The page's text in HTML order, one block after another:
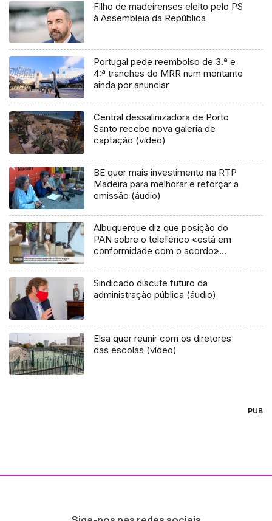
Filho de madeirenses eleito pelo PS
à Assembleia da República
Portugal pede reembolso de 3.ª e
4:ª tranches do MRR num montante
ainda por anunciar
Central dessalinizadora de Porto
Santo recebe nova galeria de
captação (vídeo)
BE quer mais investimento na RTP
Madeira para melhorar e reforçar a
emissão (áudio)
Albuquerque diz que posição do
PAN sobre o teleférico «está em
conformidade com o acordo»
Sindicado discute futuro da
administração pública (áudio)
Elsa quer reunir com os diretores
das escolas (vídeo)
PUB